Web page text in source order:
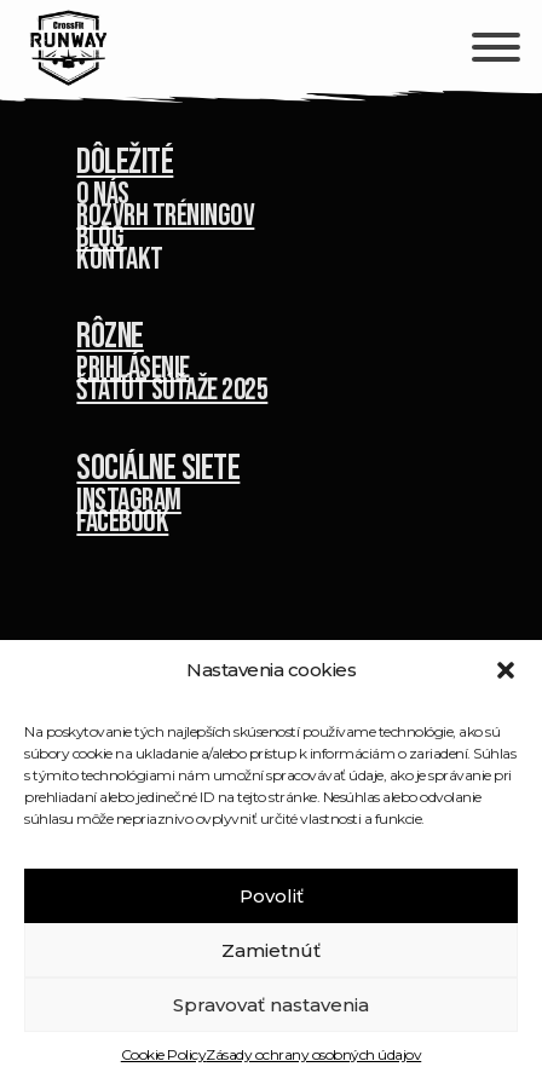
Nastavenia cookies
Na poskytovanie tých najlepších skúseností používame technológie, ako sú
súbory cookie na ukladanie a/alebo prístup k informáciám o zariadení. Súhlas
s týmito technológiami nám umožní spracovávať údaje, ako je správanie pri
prehliadaní alebo jedinečné ID na tejto stránke. Nesúhlas alebo odvolanie
súhlasu môže nepriaznivo ovplyvniť určité vlastnosti a funkcie.
Povoliť
Zamietnúť
Spravovať nastavenia
Cookie PolicyZásady ochrany osobných údajov
Cookie policy
Dôležité
O nás
Rozvrh tréningov
Blog
kontakt
Rôzne
Prihlásenie
Štatút súťaže 2025
Sociálne siete
Instagram
Facebook
vyhradené
GDPRCookies